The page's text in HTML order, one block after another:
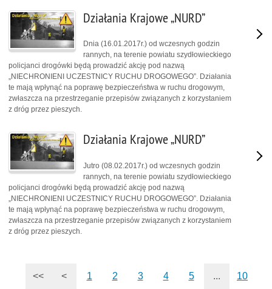
Działania Krajowe „NURD”
Dnia (16.01.2017r.) od wczesnych godzin
rannych, na terenie powiatu szydłowieckiego
policjanci drogówki będą prowadzić akcję pod nazwą
„NIECHRONIENI UCZESTNICY RUCHU DROGOWEGO”. Działania
te mają wpłynąć na poprawę bezpieczeństwa w ruchu drogowym,
zwłaszcza na przestrzeganie przepisów związanych z korzystaniem
z dróg przez pieszych.
Działania Krajowe „NURD”
Jutro (08.02.2017r.) od wczesnych godzin
rannych, na terenie powiatu szydłowieckiego
policjanci drogówki będą prowadzić akcję pod nazwą
„NIECHRONIENI UCZESTNICY RUCHU DROGOWEGO”. Działania
te mają wpłynąć na poprawę bezpieczeństwa w ruchu drogowym,
zwłaszcza na przestrzeganie przepisów związanych z korzystaniem
z dróg przez pieszych.
<< < 1 2 3 4 5 ... 10